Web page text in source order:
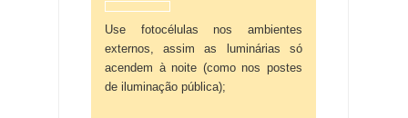
Use fotocélulas nos ambientes
externos, assim as luminárias só
acendem à noite (como nos postes
de iluminação pública);